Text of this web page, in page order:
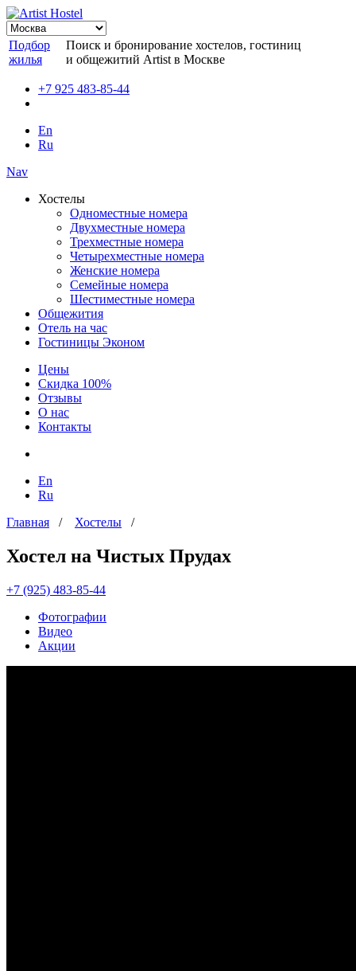
Подбор
жилья
Поиск и бронирование хостелов, гостиниц
и общежитий Artist в Москве
+7 925 483-85-44
En
Ru
Nav
Хостелы
Одноместные номера
Двухместные номера
Трехместные номера
Четырехместные номера
Женские номера
Семейные номера
Шестиместные номера
Общежития
Отель на час
Гостиницы Эконом
Цены
Скидка 100%
Отзывы
О нас
Контакты
En
Ru
Главная / Хостелы /
Хостел на Чистых Прудах
+7 (925) 483-85-44
Фотографии
Видео
Акции